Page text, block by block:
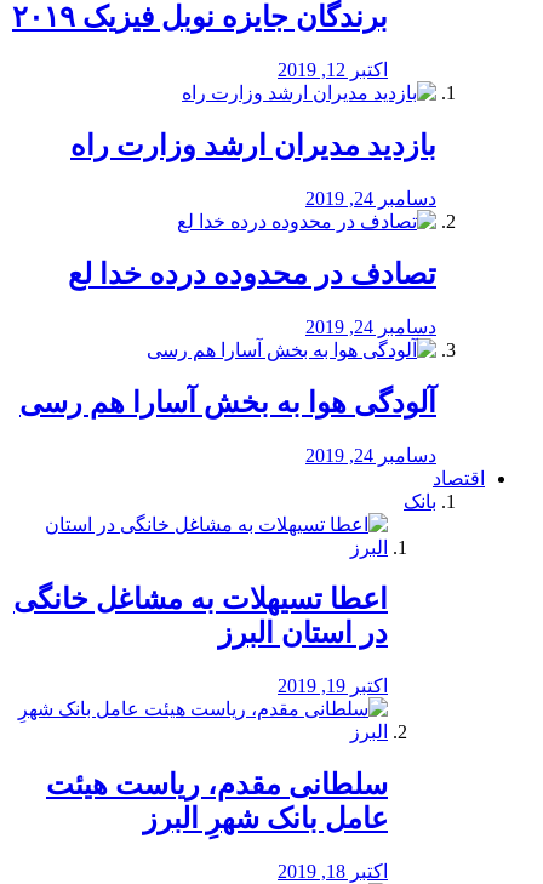
برندگان جایزه نوبل فیزیک ۲۰۱۹
اکتبر 12, 2019
بازدید مدیران ارشد وزارت راه
دسامبر 24, 2019
تصادف در محدوده درده خدا لع
دسامبر 24, 2019
آلودگی هوا به بخش آسارا هم رسی
دسامبر 24, 2019
اقتصاد
بانک
️اعطا تسیهلات به مشاغل خانگی
در استان البرز
اکتبر 19, 2019
سلطانی مقدم، ریاست هیئت
عامل بانک شهرِ البرز
اکتبر 18, 2019